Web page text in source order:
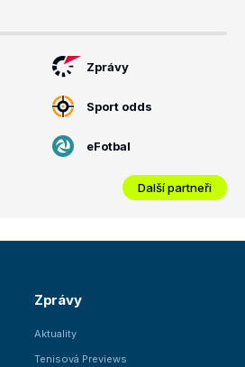
Zprávy
Sport odds
eFotbal
Další partneři
Zprávy
Aktuality
Tenisová Previews